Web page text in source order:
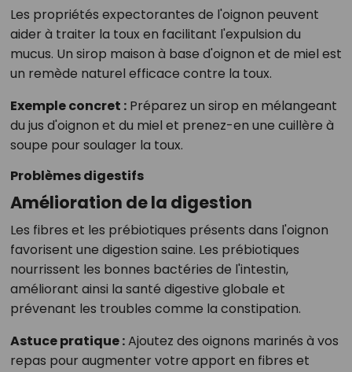
Les propriétés expectorantes de l'oignon peuvent
aider à traiter la toux en facilitant l'expulsion du
mucus. Un sirop maison à base d'oignon et de miel est
un remède naturel efficace contre la toux.
Exemple concret :Préparez un sirop en mélangeant
du jus d'oignon et du miel et prenez-en une cuillère à
soupe pour soulager la toux.
Problèmes digestifs
Amélioration de la digestion
Les fibres et les prébiotiques présents dans l'oignon
favorisent une digestion saine. Les prébiotiques
nourrissent les bonnes bactéries de l'intestin,
améliorant ainsi la santé digestive globale et
prévenant les troubles comme la constipation.
Astuce pratique :Ajoutez des oignons marinés à vos
repas pour augmenter votre apport en fibres et